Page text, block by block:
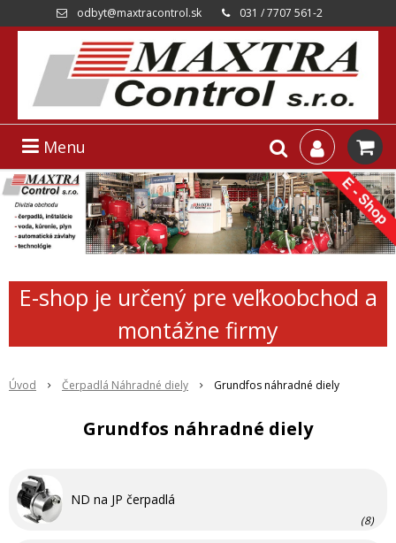
odbyt@maxtracontrol.sk 031 / 7707 561-2
Menu
E-shop je určený pre veľkoobchod a
montážne firmy
Úvod Čerpadlá Náhradné diely Grundfos náhradné diely
Grundfos náhradné diely
ND na JP čerpadlá
(8)